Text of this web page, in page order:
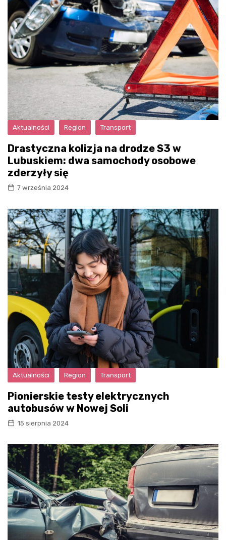
Aktualności Region Transport
Drastyczna kolizja na drodze S3 w
Lubuskiem: dwa samochody osobowe
zderzyły się
7 września 2024
Aktualności Region Transport
Pionierskie testy elektrycznych
autobusów w Nowej Soli
15 sierpnia 2024